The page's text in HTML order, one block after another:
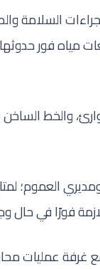
السلامة
مياه فور
العموم؛
فورًا في
غرفة عمليات